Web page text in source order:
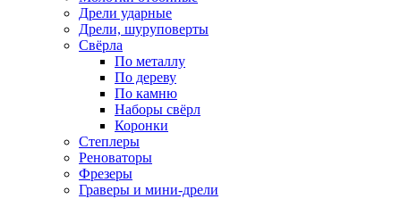
Дрели ударные
Дрели, шуруповерты
Свёрла
По металлу
По дереву
По камню
Наборы свёрл
Коронки
Степлеры
Реноваторы
Фрезеры
Граверы и мини-дрели